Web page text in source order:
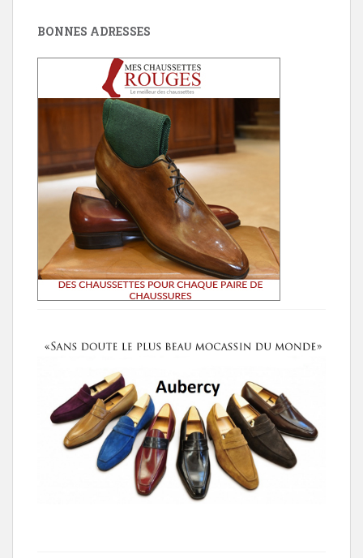
BONNES ADRESSES